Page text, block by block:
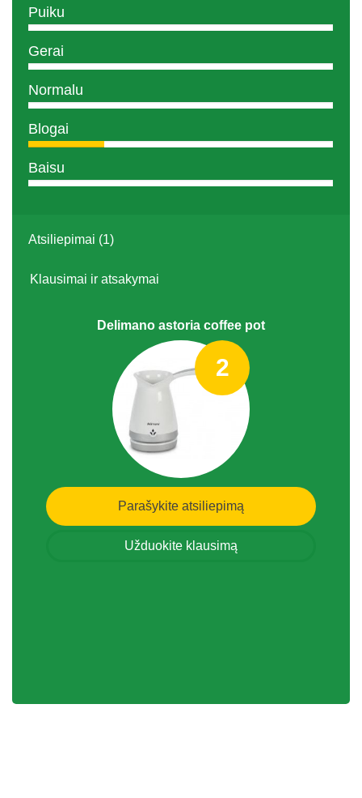
Puiku
Gerai
Normalu
Blogai
Baisu
Atsiliepimai (1)
Klausimai ir atsakymai
Delimano astoria coffee pot
2
Parašykite atsiliepimą
Užduokite klausimą